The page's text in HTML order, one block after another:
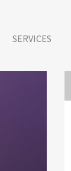
SERVICES